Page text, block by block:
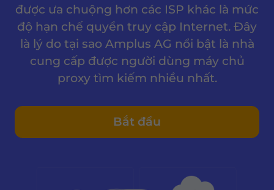
được ưa chuộng hơn các ISP khác là mức
độ hạn chế quyền truy cập Internet. Đây
là lý do tại sao Amplus AG nổi bật là nhà
cung cấp được người dùng máy chủ
proxy tìm kiếm nhiều nhất.
Bắt đầu